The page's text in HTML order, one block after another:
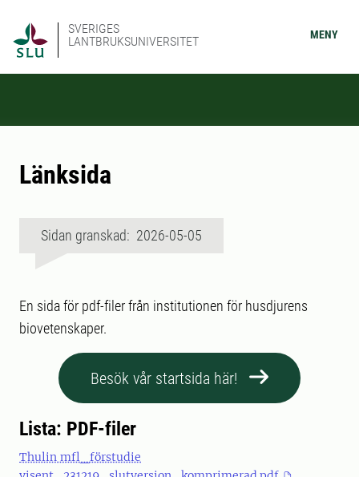
SVERIGES
LANTBRUKSUNIVERSITET
MENY
Länksida
Sidan granskad: 2026-05-05
En sida för pdf-filer från institutionen för husdjurens
biovetenskaper.
Besök vår startsida här!
Lista: PDF-filer
Thulin mfl_förstudie